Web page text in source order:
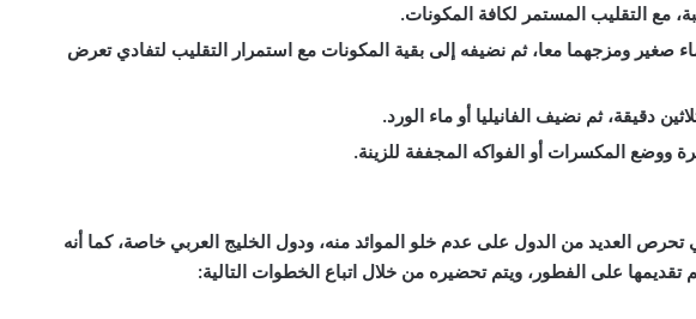
مع التقليب المستمر لكافة المكونات.
صغير ومزجهما معا، ثم نضيفه إلى بقية المكونات مع استمرار التقليب لتفادي تعرض
دقيقة، ثم نضيف الفانيليا أو ماء الورد.
ووضع المكسرات أو الفواكه المجففة للزينة.
تحرص العديد من الدول على عدم خلو الموائد منه، ودول الخليج العربي خاصة، كما أنه
على الفطور، ويتم تحضيره من خلال اتباع الخطوات التالية: